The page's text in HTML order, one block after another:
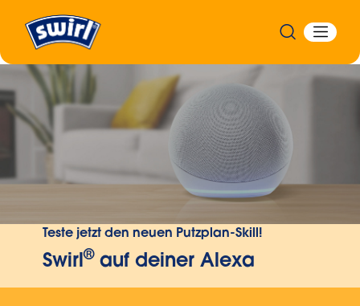
Teste jetzt den neuen Putzplan-Skill!
Swirl®auf deiner Alexa